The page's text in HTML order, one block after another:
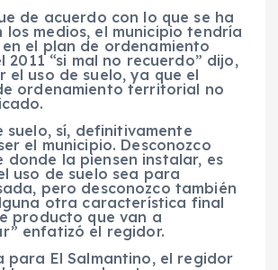
de acuerdo con lo que se ha
los medios, el municipio tendría
el plan de ordenamiento
“si mal no recuerdo” dijo,
uso de suelo, ya que el
ordenamiento territorial no
suelo, sí, definitivamente
el municipio. Desconozco
donde la piensen instalar, es
uso de suelo sea para
pero desconozco también
otra característica final
producto que van a
enfatizó el regidor.
para El Salmantino, el regidor